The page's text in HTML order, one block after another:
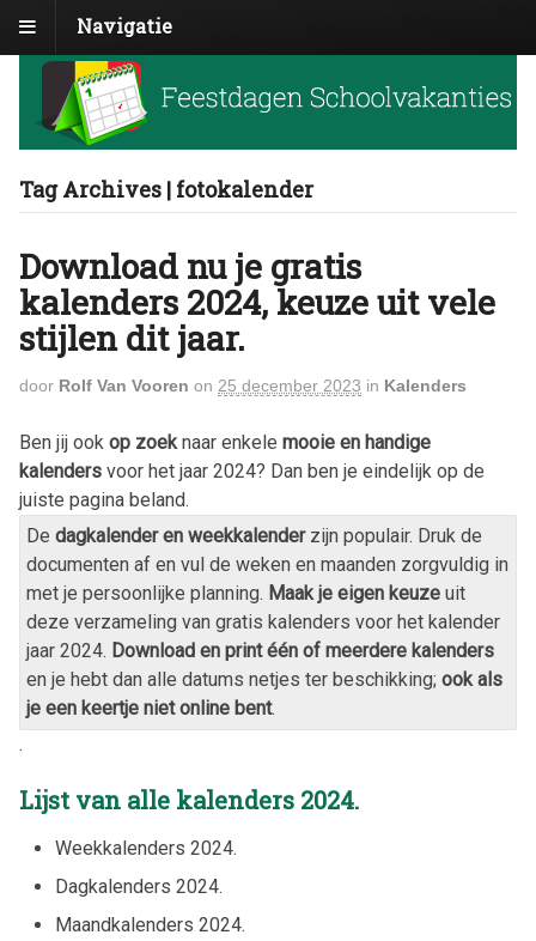
Navigatie
Tag Archives | fotokalender
Download nu je gratis
kalenders 2024, keuze uit vele
stijlen dit jaar.
door Rolf Van Vooren on 25 december 2023 in Kalenders
Ben jij ook op zoek naar enkele mooie en handige
kalenders voor het jaar 2024? Dan ben je eindelijk op de
juiste pagina beland.
De dagkalender en weekkalenderzijn populair. Druk de
documenten af en vul de weken en maanden zorgvuldig in
met je persoonlijke planning. Maak je eigen keuze uit
deze verzameling van gratis kalenders voor het kalender
jaar 2024. Download en print één of meerdere kalenders
en je hebt dan alle datums netjes ter beschikking; ook als
je een keertje niet online bent.
.
Lijst van alle kalenders 2024.
Weekkalenders 2024.
Dagkalenders 2024.
Maandkalenders 2024.